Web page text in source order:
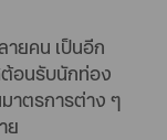
ายคน เป็นอีก
ต้อนรับนักท่อง
าตรการต่าง ๆ
ย